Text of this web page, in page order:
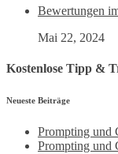
Bewertungen
Mai 22, 2024
Kostenlose Tipp &
Neueste Beiträge
Prompting und
Prompting und